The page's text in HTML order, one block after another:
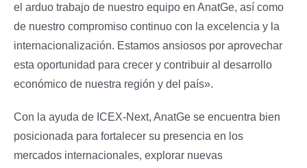
el arduo trabajo de nuestro equipo en AnatGe, así como
de nuestro compromiso continuo con la excelencia y la
internacionalización. Estamos ansiosos por aprovechar
esta oportunidad para crecer y contribuir al desarrollo
económico de nuestra región y del país».
Con la ayuda de ICEX-Next, AnatGe se encuentra bien
posicionada para fortalecer su presencia en los
mercados internacionales, explorar nuevas